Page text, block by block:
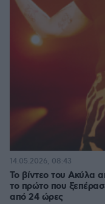
Το βίντεο του Ακύλα
το πρώτο που
από 24 ώρες
14.05.2026, 08:43